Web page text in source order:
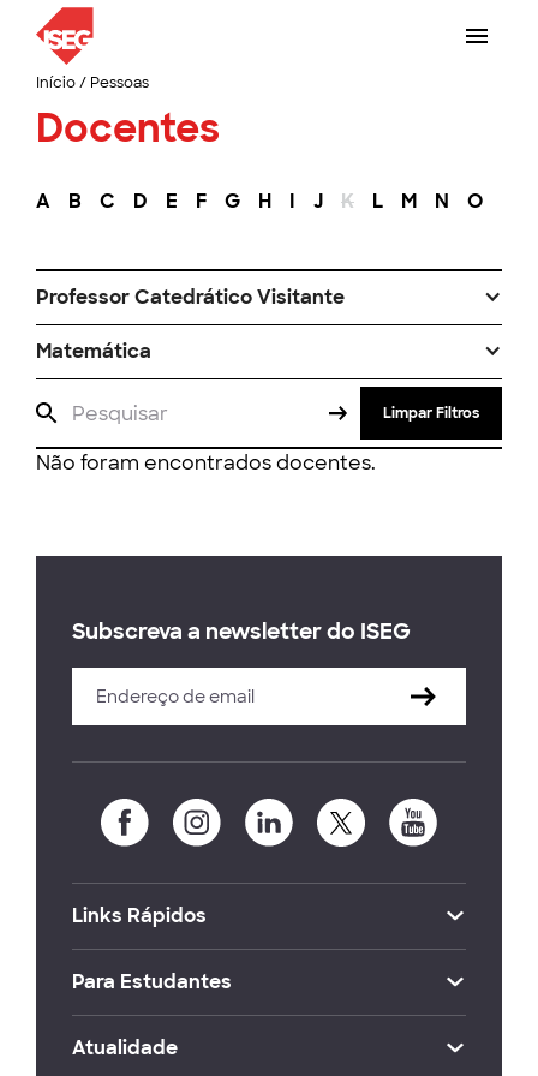
Início/ Pessoas
Docentes
A B C D E F G H I J K L M N O
Professor Catedrático Visitante
Matemática
Limpar Filtros
Não foram encontrados docentes.
Subscreva a newsletter do ISEG
Links Rápidos
Para Estudantes
Atualidade